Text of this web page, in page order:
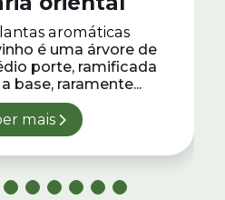
aromáticas
é uma árvore de
porte, ramificada
base, raramente...
mais